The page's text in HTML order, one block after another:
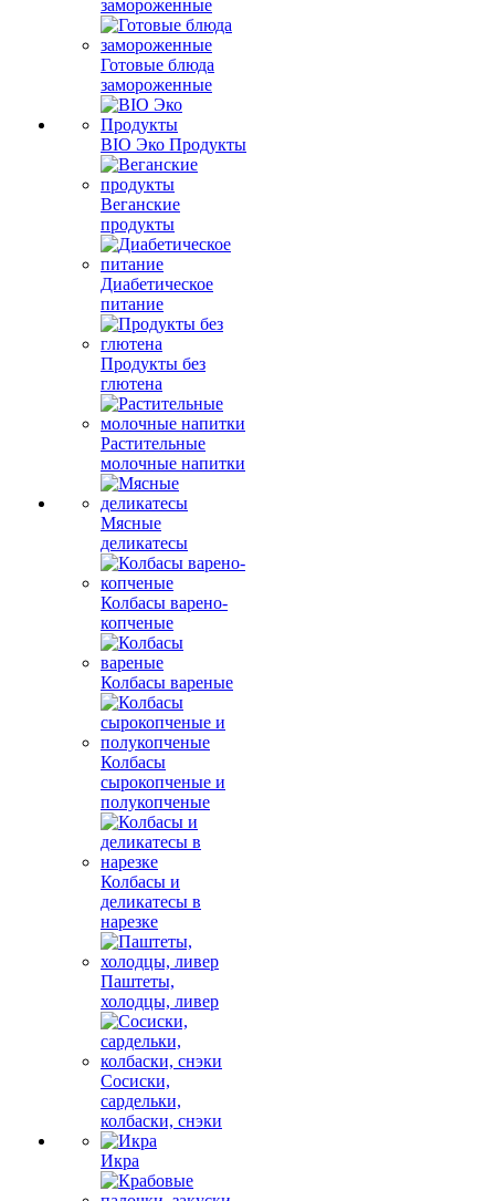
замороженные
Готовые блюда
замороженные
BIO Эко Продукты
Веганские
продукты
Диабетическое
питание
Продукты без
глютена
Растительные
молочные напитки
Мясные
деликатесы
Колбасы варено-
копченые
Колбасы вареные
Колбасы
сырокопченые и
полукопченые
Колбасы и
деликатесы в
нарезке
Паштеты,
холодцы, ливер
Сосиски,
сардельки,
колбаски, снэки
Икра